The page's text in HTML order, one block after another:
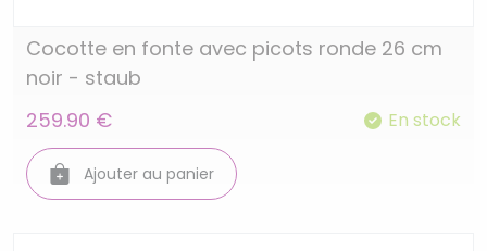
Cocotte en fonte avec picots ronde 26 cm
noir - staub
259.90 €
En stock
Ajouter au panier